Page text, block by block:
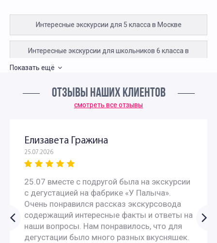
Интересные экскурсии для 5 класса в Москве
Интересные экскурсии для школьников 6 класса в
Экскурсии для школьников 7 класса в Москве
Автобусные экскурсии по Москве для школьников
Экскурсии школьников в музеи
Экскурсии для школьников на каникулы
Показать ещё
ОТЗЫВЫ НАШИХ КЛИЕНТОВ
смотреть все отзывы
Елизавета Гражина
25.07.2026
25.07 вместе с подругой была на экскурсии
с дегустацией на фабрике «У Палыча».
Очень понравился рассказ экскурсовода
содержащий интересные факты и ответы на
наши вопросы. Нам понравилось, что для
дегустации было много разных вкусняшек.